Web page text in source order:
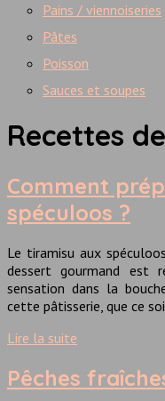
Pains / viennoiseries
Pâtes
Poisson
Sauces et soupes
Recettes
Comment
spéculoos ?
Le tiramisu aux
dessert gourmand est
sensation dans la
cette pâtisserie, que ce
Lire la suite
Pêches